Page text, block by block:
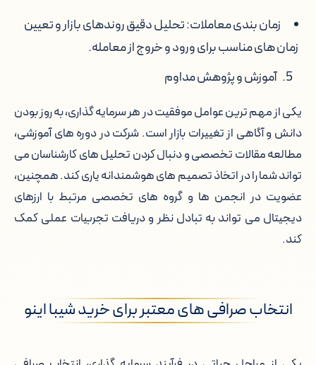
زمان بندی معاملات: تحلیل دقیق روندهای بازار و تعیین
زمان های مناسب برای ورود و خروج از معامله.
آموزش و پژوهش مداوم
یکی از مهم ترین عوامل موفقیت در هر سرمایه گذاری، به روز بودن
دانش و آگاهی از تغییرات بازار است. شرکت در دوره های آموزشی،
مطالعه مقالات تخصصی و دنبال کردن تحلیل های کارشناسان می
تواند شما را در اتخاذ تصمیم های هوشمندانه یاری کند. همچنین،
عضویت در انجمن ها و گروه های تخصصی مرتبط با ارزهای
دیجیتال می تواند به تبادل نظر و دریافت تجربیات عملی کمک
کند.
انتخاب صرافی های معتبر برای خرید شیبا اینو